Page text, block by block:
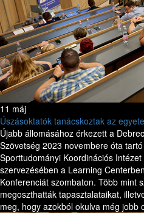
11 máj
Úszásoktatók tanácskoztak az
Újabb állomásához érkezett a
Szövetség 2023 novembere óta
Sporttudományi Koordinációs
szervezésében a Learning
Konferenciát szombaton. Több mint
megoszthatták tapasztalataikat,
meg, hogy azokból okulva még jobb